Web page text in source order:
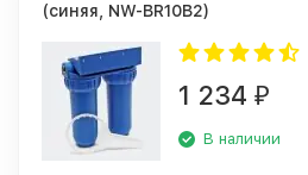
(синяя, NW-BR10B2)
1 234 ₽
В наличии